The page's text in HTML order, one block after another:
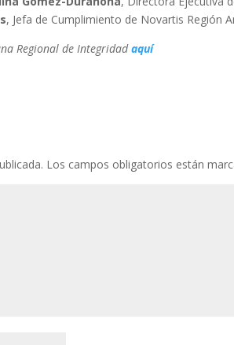
, Jefa de Cumplimiento de Novartis Región
Regional de Integridadaquí
Los campos obligatorios están